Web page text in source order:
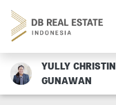
YULLY CHRISTIN
GUNAWAN